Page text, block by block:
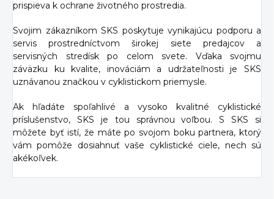
prispieva k ochrane životného prostredia.
Svojim zákazníkom SKS poskytuje vynikajúcu podporu a
servis prostredníctvom širokej siete predajcov a
servisných stredísk po celom svete. Vďaka svojmu
záväzku ku kvalite, inováciám a udržateľnosti je SKS
uznávanou značkou v cyklistickom priemysle.
Ak hľadáte spoľahlivé a vysoko kvalitné cyklistické
príslušenstvo, SKS je tou správnou voľbou. S SKS si
môžete byť istí, že máte po svojom boku partnera, ktorý
vám pomôže dosiahnuť vaše cyklistické ciele, nech sú
akékoľvek.